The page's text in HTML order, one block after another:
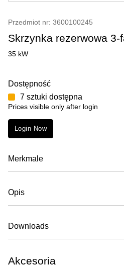
Przedmiot nr: 3600100245
Skrzynka rezerwowa 3-
35 kW
Dostępność
7 sztuki dostępna
Prices visible only after login
Login Now
Merkmale
Opis
Downloads
Akcesoria